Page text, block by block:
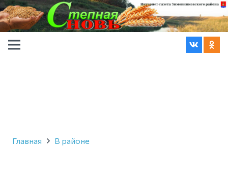
Главная В районе